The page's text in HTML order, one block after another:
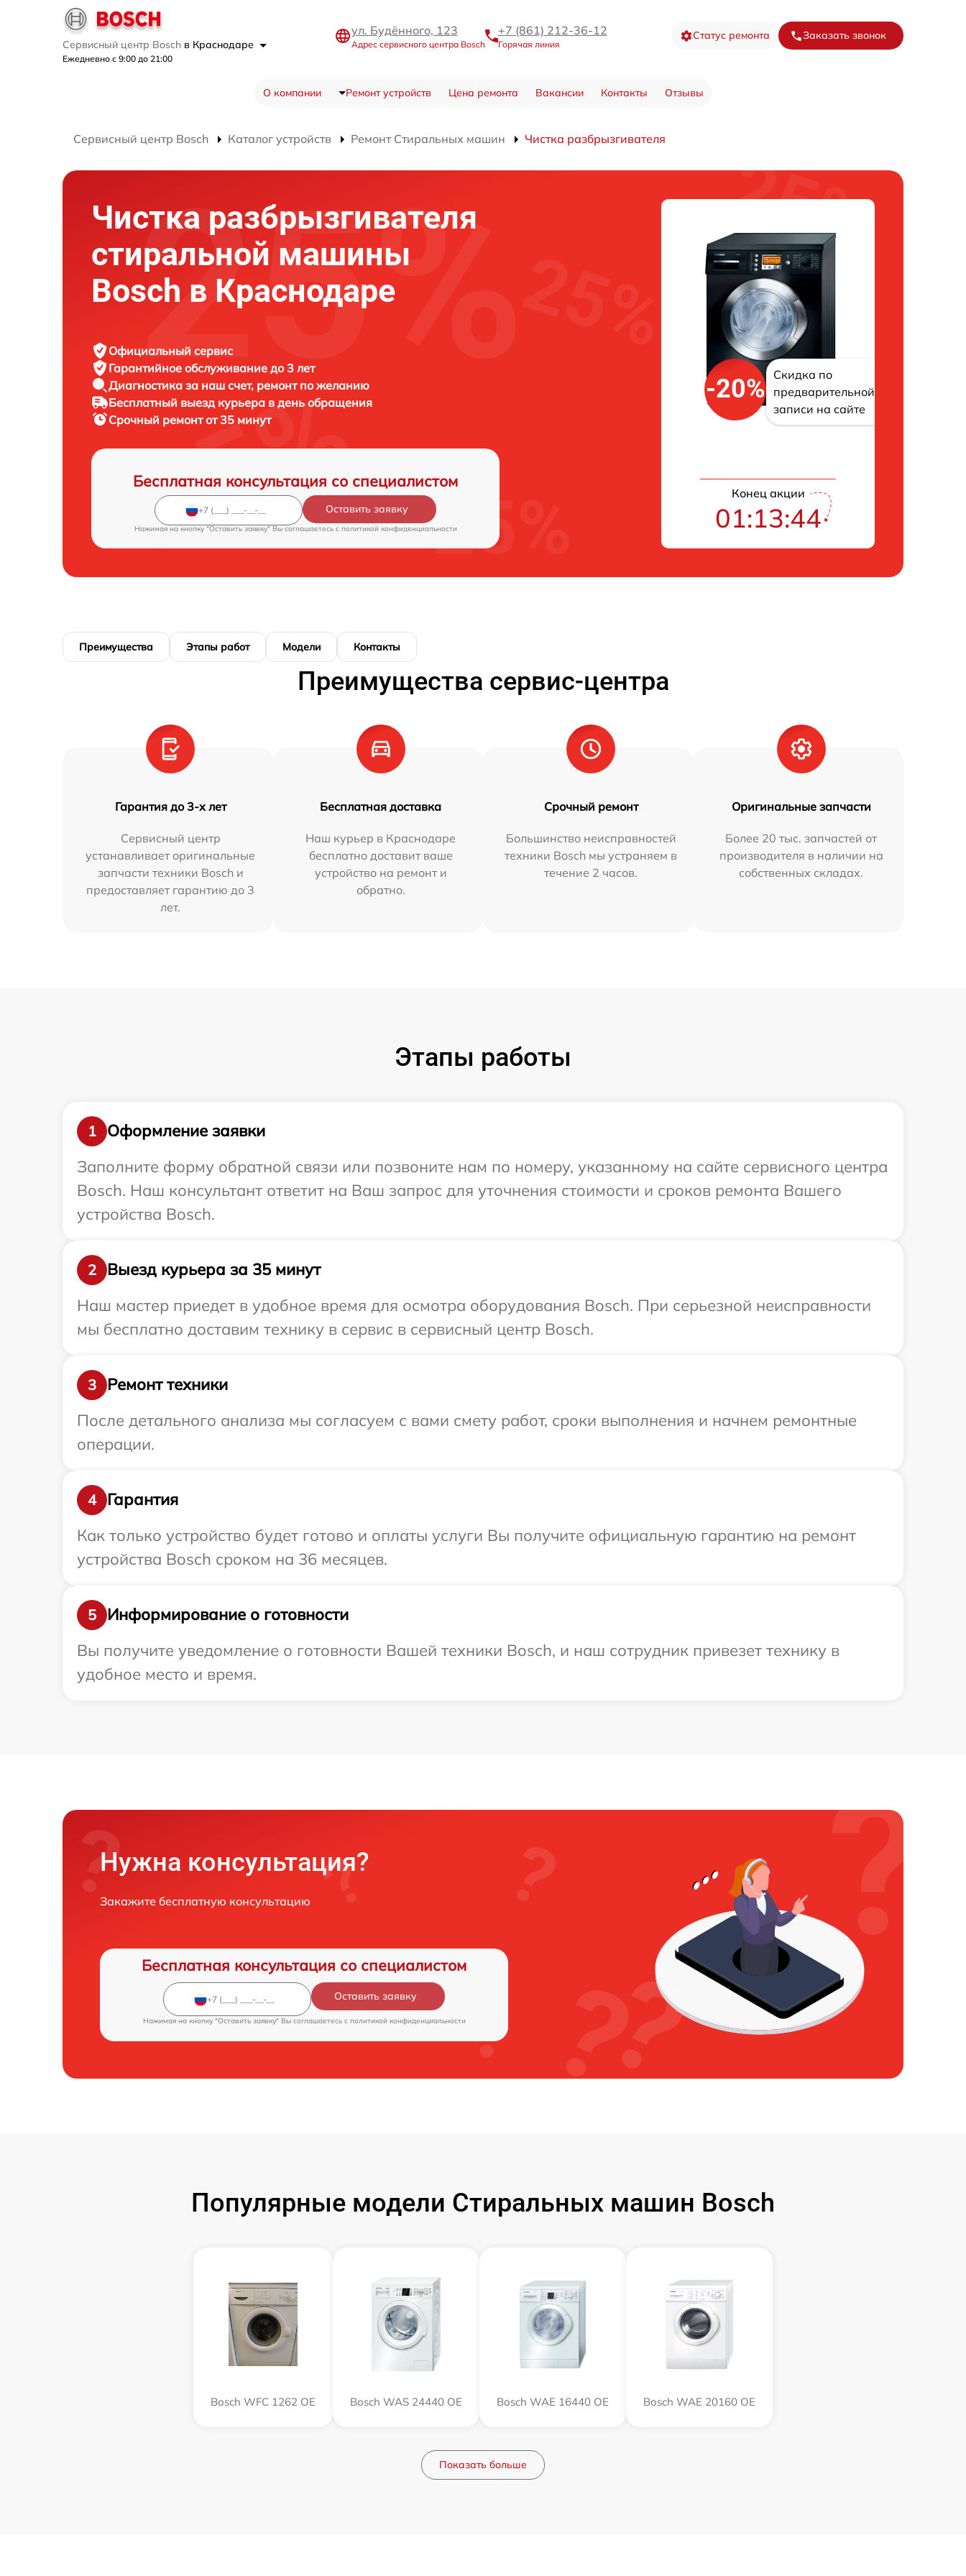
Сервисный центр Bosch в Краснодаре
Ежедневно с 9:00 до 21:00
ул. Будённого, 123
Адрес сервисного центра Bosch
+7 (861) 212-36-12
Горячая линия
Статус ремонта Заказать звонок
О компании Ремонт устройств Цена ремонта Вакансии Контакты Отзывы
Сервисный центр Bosch Каталог устройств Ремонт Стиральных машин Чистка разбрызгивателя
Чистка разбрызгивателя
стиральной машины
Bosch в Краснодаре
Официальный сервис
Гарантийное обслуживание до 3 лет
Диагностика за наш счет, ремонт по желанию
Бесплатный выезд курьера в день обращения
Срочный ремонтот 35 минут
Бесплатная консультация со специалистом
Оставить заявку
Нажимая на кнопку "Оставить заявку" Вы соглашаетесь c политикой конфиденциальности
-20%
Скидка по
предварительной
записи на сайте
Конец акции
01:13:42
Преимущества Этапы работ Модели Контакты
Преимущества сервис-центра
Гарантия до 3-х лет
Сервисный центр
устанавливает оригинальные
запчасти техники Bosch и
предоставляет гарантию до 3
лет.
Бесплатная доставка
Наш курьер в Краснодаре
бесплатно доставит ваше
устройство на ремонт и
обратно.
Срочный ремонт
Большинство неисправностей
техники Bosch мы устраняем в
течение 2 часов.
Оригинальные запчасти
Более 20 тыс. запчастей от
производителя в наличии на
собственных складах.
Этапы работы
1
Оформление заявки
Заполните форму обратной связи или позвоните нам по номеру, указанному на сайте сервисного центра
Bosch. Наш консультант ответит на Ваш запрос для уточнения стоимости и сроков ремонта Вашего
устройства Bosch.
2
Выезд курьера за 35 минут
Наш мастер приедет в удобное время для осмотра оборудования Bosch. При серьезной неисправности
мы бесплатно доставим технику в сервис в сервисный центр Bosch.
3
Ремонт техники
После детального анализа мы согласуем с вами смету работ, сроки выполнения и начнем ремонтные
операции.
4
Гарантия
Как только устройство будет готово и оплаты услуги Вы получите официальную гарантию на ремонт
устройства Bosch сроком на 36 месяцев.
5
Информирование о готовности
Вы получите уведомление о готовности Вашей техники Bosch, и наш сотрудник привезет технику в
удобное место и время.
Нужна консультация?
Закажите бесплатную консультацию
Бесплатная консультация со специалистом
Оставить заявку
Нажимая на кнопку "Оставить заявку" Вы соглашаетесь c политикой конфиденциальности
Популярные модели Стиральных машин Bosch
Bosch WFC 1262 OE Bosch WAS 24440 OE Bosch WAE 16440 OE Bosch WAE 20160 OE
Показать больше